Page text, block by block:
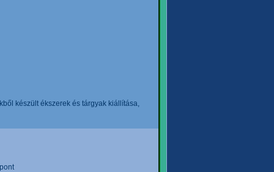
készült ékszerek és tárgyak kiállítása,